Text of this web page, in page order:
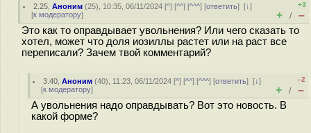
2.25 ,Аноним (25), 10:35, 06/11/2024 [^] [^^] [^^^] [ответить][↓]
[к модератору]
+3
+ / –
Это как то оправдывает увольнения? Или чего сказать то
хотел, может что доля иозиллы растет или на раст все
переписали? Зачем твой комментарий?
3.40 ,Аноним (40), 11:23, 06/11/2024 [^] [^^] [^^^] [ответить][↓]
[к модератору]
–2
+ / –
А увольнения надо оправдывать? Вот это новость. В
какой форме?